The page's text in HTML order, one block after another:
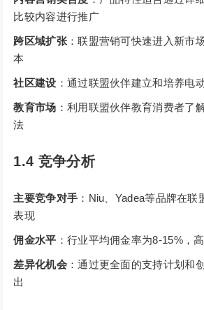
比较内容进行推广
跨区域扩张：联盟营销可快速进入新市
本
社区建设 ：通过联盟伙伴建立和培养电
教育市场 ：利用联盟伙伴教育消费者了
法
1.4 竞争分析
主要竞争对手 ：Niu、Yadea等品牌在
表现
佣金水平 ：行业平均佣金率为8-15%，
差异化机会：通过更全面的支持计划和
出